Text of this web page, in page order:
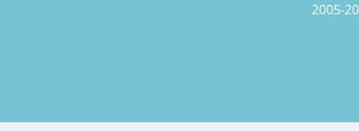
2005-